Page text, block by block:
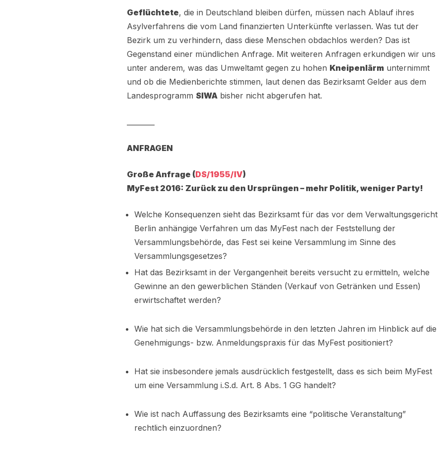
Geflüchtete, die in Deutschland bleiben dürfen, müssen nach Ablauf ihres
Asylverfahrens die vom Land finanzierten Unterkünfte verlassen. Was tut der
Bezirk um zu verhindern, dass diese Menschen obdachlos werden? Das ist
Gegenstand einer mündlichen Anfrage. Mit weiteren Anfragen erkundigen wir uns
unter anderem, was das Umweltamt gegen zu hohen Kneipenlärm unternimmt
und ob die Medienberichte stimmen, laut denen das Bezirksamt Gelder aus dem
Landesprogramm SIWA bisher nicht abgerufen hat.
ANFRAGEN
Große Anfrage (DS/1955/IV)
MyFest 2016: Zurück zu den Ursprüngen – mehr Politik, weniger Party!
Welche Konsequenzen sieht das Bezirksamt für das vor dem Verwaltungsgericht
Berlin anhängige Verfahren um das MyFest nach der Feststellung der
Versammlungsbehörde, das Fest sei keine Versammlung im Sinne des
Versammlungsgesetzes?
Hat das Bezirksamt in der Vergangenheit bereits versucht zu ermitteln, welche
Gewinne an den gewerblichen Ständen (Verkauf von Getränken und Essen)
erwirtschaftet werden?
Wie hat sich die Versammlungsbehörde in den letzten Jahren im Hinblick auf die
Genehmigungs- bzw. Anmeldungspraxis für das MyFest positioniert?
Hat sie insbesondere jemals ausdrücklich festgestellt, dass es sich beim MyFest
um eine Versammlung i.S.d. Art. 8 Abs. 1 GG handelt?
Wie ist nach Auffassung des Bezirksamts eine “politische Veranstaltung”
rechtlich einzuordnen?